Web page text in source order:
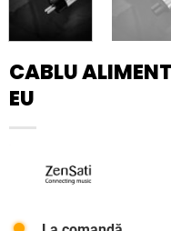
CABLU
EU